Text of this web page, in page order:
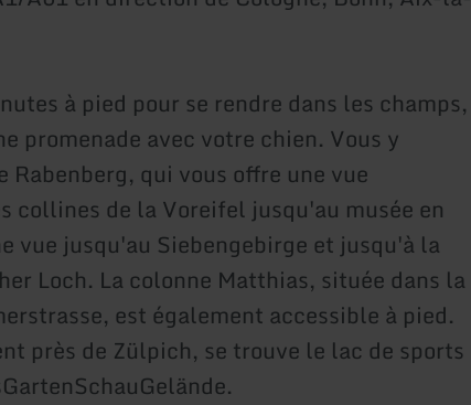
à pied pour se rendre dans les champs,
promenade avec votre chien. Vous y
qui vous offre une vue
collines de la Voreifel jusqu'au musée en
vue jusqu'au Siebengebirge et jusqu'à la
Loch. La colonne Matthias, située dans la
est également accessible à pied.
près de Zülpich, se trouve le lac de sports